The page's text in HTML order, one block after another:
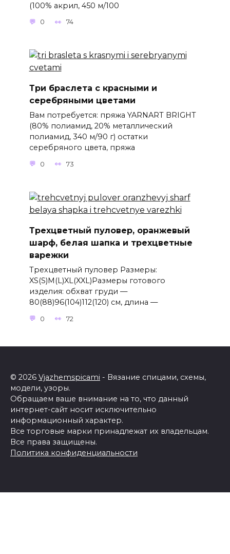
(100% акрил, 450 м/100
0 74
Три браслета с красными и
серебряными цветами
Вам потребуется: пряжа YARNART BRIGHT
(80% полиамид, 20% металлический
полиамид, 340 м/90 г) остатки
серебряного цвета, пряжа
0 73
Трехцветный пуловер, оранжевый
шарф, белая шапка и трехцветные
варежки
Трехцветный пуловер Размеры:
XS(S)M(L)XL(XXL)Размеры готового
изделия: обхват груди —
80(88)96(104)112(120) см, длина —
0 72
© 2026 Vjazhemspicami - Вязание спицами, схемы,
модели, узоры.
Обращаем ваше внимание на то, что данный
интернет-сайт носит исключительно
информационный характер.
Все торговые марки принадлежат их владельцам.
Все права защищены.
Политика конфиденциальности